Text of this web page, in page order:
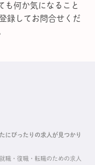
も何か気になること
録してお問合せくだ
にぴったりの求人が見つかり
職・復職・転職のための求人